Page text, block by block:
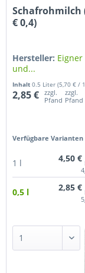
Schafrohmilch
€ 0,4)
Hersteller:
und...
Inhalt0.5 Liter(5,70 € /
2,85 €
zzgl.
Pfand
zzgl.
Pfand
Verfügbare Varianten
1 l 4,50 €
0,5 l 2,85 €